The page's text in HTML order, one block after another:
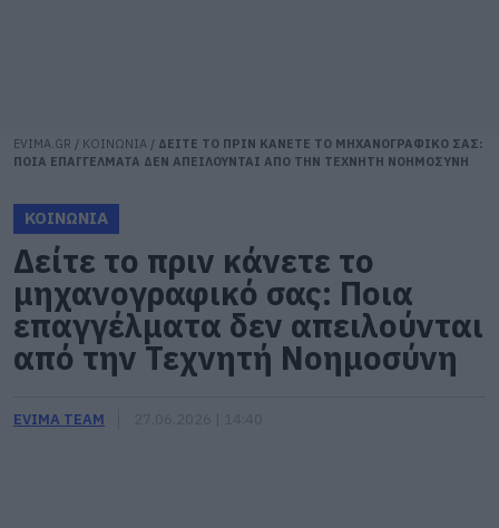
EVIMA.GR / ΚΟΙΝΩΝΙΑ / ΔΕΙΤΕ ΤΟ ΠΡΙΝ ΚΑΝΕΤΕ ΤΟ ΜΗΧΑΝΟΓΡΑΦΙΚΟ ΣΑΣ:
ΠΟΙΑ ΕΠΑΓΓΕΛΜΑΤΑ ΔΕΝ ΑΠΕΙΛΟΥΝΤΑΙ ΑΠΟ ΤΗΝ ΤΕΧΝΗΤΗ ΝΟΗΜΟΣΥΝΗ
ΚΟΙΝΩΝΙΑ
Δείτε το πριν κάνετε το
μηχανογραφικό σας: Ποια
επαγγέλματα δεν απειλούνται
από την Τεχνητή Νοημοσύνη
EVIMA TEAM